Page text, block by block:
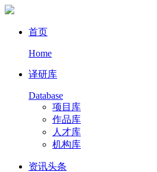
首页
Home
译研库
Database
项目库
作品库
人才库
机构库
资讯头条